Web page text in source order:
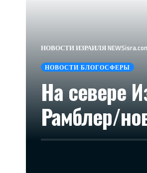
НОВОСТИ ИЗРАИЛЯ
НОВОСТИ БЛОГОСФЕРЫ
На севере
Рамблер/